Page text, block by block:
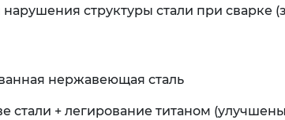
структуры стали при сварке
нержавеющая сталь
стали + легирование титаном